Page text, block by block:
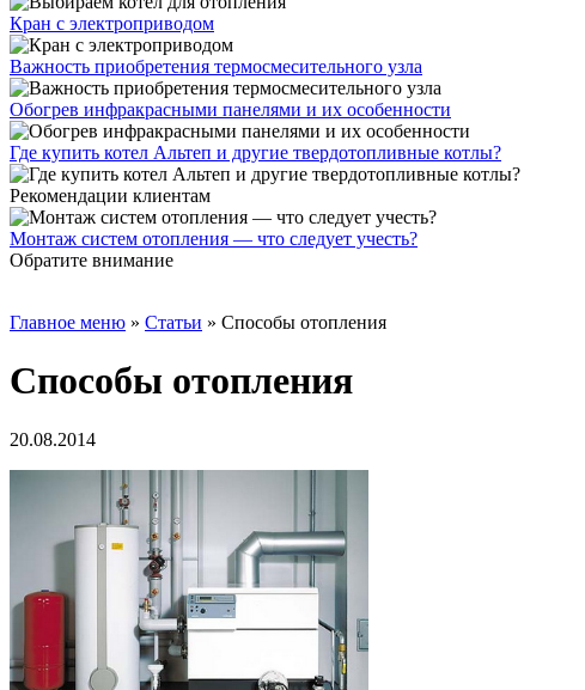
Кран с электроприводом
Важность приобретения термосмесительного узла
Обогрев инфракрасными панелями и их особенности
Где купить котел Альтеп и другие твердотопливные котлы?
Рекомендации клиентам
Монтаж систем отопления — что следует учесть?
Обратите внимание
Главное меню » Статьи » Способы отопления
Способы отопления
20.08.2014